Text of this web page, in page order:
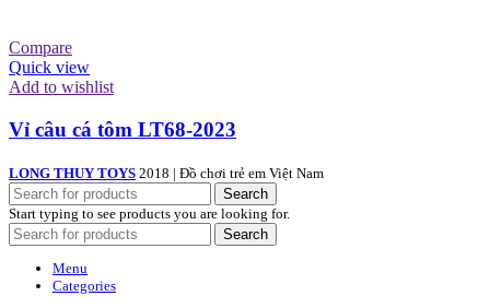
Compare
Quick view
Add to wishlist
Vỉ câu cá tôm LT68-2023
LONG THUY TOYS 2018 | Đồ chơi trẻ em Việt Nam
Search
Start typing to see products you are looking for.
Search
Menu
Categories